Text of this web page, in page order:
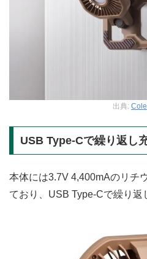
出典:
USB Type-Cで繰り返し
本体には3.7V 4,400mAのリチ
ており、USB Type-Cで繰り返